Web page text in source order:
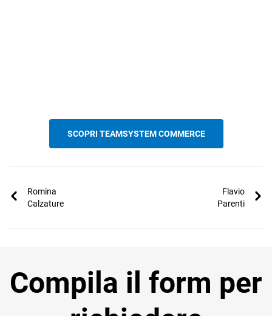
SCOPRI TEAMSYSTEM COMMERCE
Romina
Calzature
Flavio
Parenti
Compila il form per